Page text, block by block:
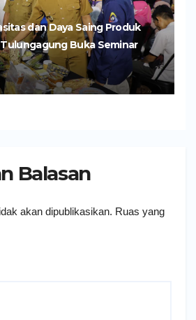
dan Daya Saing Produk
Buka Seminar
Produk UMKM
Balasan
akan dipublikasikan. Ruas yang